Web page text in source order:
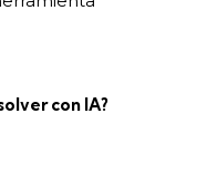
con IA?